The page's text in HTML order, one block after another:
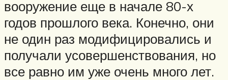
вооружение еще в начале 80-х
годов прошлого века. Конечно, они
не один раз модифицировались и
получали усовершенствования, но
все равно им уже очень много лет.